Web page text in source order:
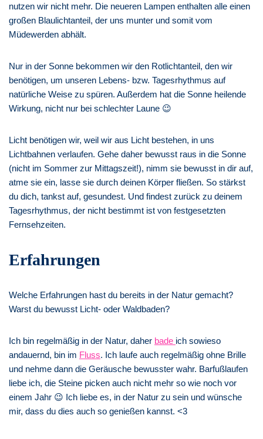
nutzen wir nicht mehr. Die neueren Lampen enthalten alle einen
großen Blaulichtanteil, der uns munter und somit vom
Müdewerden abhält.
Nur in der Sonne bekommen wir den Rotlichtanteil, den wir
benötigen, um unseren Lebens- bzw. Tagesrhythmus auf
natürliche Weise zu spüren. Außerdem hat die Sonne heilende
Wirkung, nicht nur bei schlechter Laune 😉
Licht benötigen wir, weil wir aus Licht bestehen, in uns
Lichtbahnen verlaufen. Gehe daher bewusst raus in die Sonne
(nicht im Sommer zur Mittagszeit!), nimm sie bewusst in dir auf,
atme sie ein, lasse sie durch deinen Körper fließen. So stärkst
du dich, tankst auf, gesundest. Und findest zurück zu deinem
Tagesrhythmus, der nicht bestimmt ist von festgesetzten
Fernsehzeiten.
Erfahrungen
Welche Erfahrungen hast du bereits in der Natur gemacht?
Warst du bewusst Licht- oder Waldbaden?
Ich bin regelmäßig in der Natur, daher bade ich sowieso
andauernd, bin im Fluss. Ich laufe auch regelmäßig ohne Brille
und nehme dann die Geräusche bewusster wahr. Barfußlaufen
liebe ich, die Steine picken auch nicht mehr so wie noch vor
einem Jahr 😉 Ich liebe es, in der Natur zu sein und wünsche
mir, dass du dies auch so genießen kannst. <3